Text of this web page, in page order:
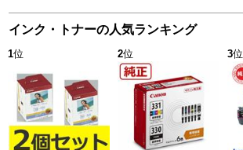
インク・トナーの人気ランキング
1位 2位 3位